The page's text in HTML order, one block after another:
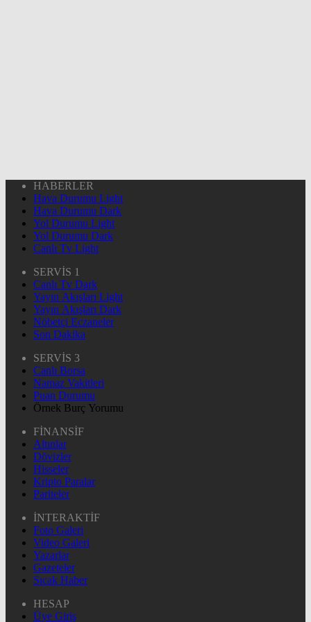
HABERLER
Hava Durumu Light
Hava Durumu Dark
Yol Durumu Light
Yol Durumu Dark
Canlı Tv Light
SERVİS 1
Canlı Tv Dark
Yayın Akışları Light
Yayın Akışları Dark
Nöbetçi Eczaneler
Son Dakika
SERVİS 3
Canlı Borsa
Namaz Vakitleri
Puan Durumu
Örnek Burç Yorumu
FİNANSİF
Altınlar
Dövizler
Hisseler
Kripto Paralar
Pariteler
İNTERAKTİF
Foto Galeri
Video Galeri
Yazarlar
Gazeteler
Sıcak Haber
HESAP
Üye Giriş